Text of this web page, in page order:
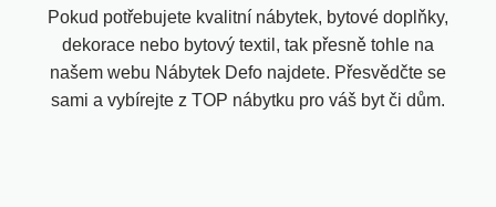
Pokud potřebujete kvalitní nábytek, bytové doplňky,
dekorace nebo bytový textil, tak přesně tohle na
našem webu Nábytek Defo najdete. Přesvědčte se
sami a vybírejte z TOP nábytku pro váš byt či dům.